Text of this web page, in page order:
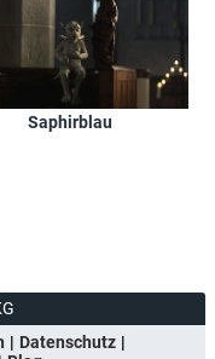
Saphirblau
Datenschutz